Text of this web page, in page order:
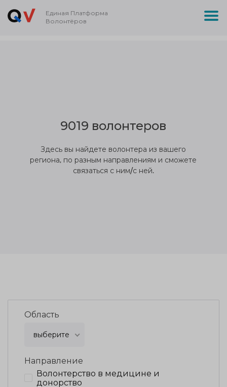
Единая Платформа
Волонтёров
9019 волонтеров
Здесь вы найдете волонтера из вашего
региона, по разным направлениям и сможете
связаться с ним/с ней.
Область
выберите
Направление
Волонтерство в медицине и
донорство